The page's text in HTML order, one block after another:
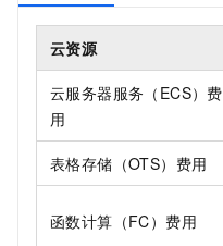
云资源
云服务器服务（ECS）费
用
表格存储（OTS）费用
函数计算（FC）费用